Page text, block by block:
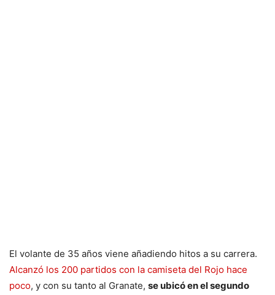
El volante de 35 años viene añadiendo hitos a su carrera.
Alcanzó los 200 partidos con la camiseta del Rojo hace
poco, y con su tanto al Granate, se ubicó en el segundo